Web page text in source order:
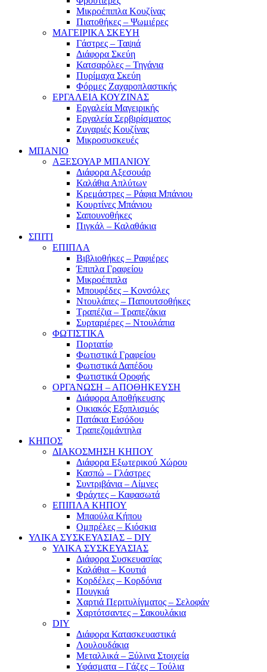
Μικροέπιπλα Κουζίνας
Πιατοθήκες – Ψωμιέρες
ΜΑΓΕΙΡΙΚΑ ΣΚΕΥΗ
Γάστρες – Ταψιά
Διάφορα Σκεύη
Κατσαρόλες – Τηγάνια
Πυρίμαχα Σκεύη
Φόρμες Ζαχαροπλαστικής
ΕΡΓΑΛΕΙΑ ΚΟΥΖΙΝΑΣ
Εργαλεία Μαγειρικής
Εργαλεία Σερβιρίσματος
Ζυγαριές Κουζίνας
Μικροσυσκευές
ΜΠΑΝΙΟ
ΑΞΕΣΟΥΑΡ ΜΠΑΝΙΟΥ
Διάφορα Αξεσουάρ
Καλάθια Απλύτων
Κρεμάστρες – Ράφια Μπάνιου
Κουρτίνες Μπάνιου
Σαπουνοθήκες
Πιγκάλ – Καλαθάκια
ΣΠΙΤΙ
ΕΠΙΠΛΑ
Βιβλιοθήκες – Ραφιέρες
Έπιπλα Γραφείου
Μικροέπιπλα
Μπουφέδες – Κονσόλες
Ντουλάπες – Παπουτσοθήκες
Τραπέζια – Τραπεζάκια
Συρταριέρες – Ντουλάπια
ΦΩΤΙΣΤΙΚΑ
Πορτατίφ
Φωτιστικά Γραφείου
Φωτιστικά Δαπέδου
Φωτιστικά Οροφής
ΟΡΓΑΝΩΣΗ – ΑΠΟΘΗΚΕΥΣΗ
Διάφορα Αποθήκευσης
Οικιακός Εξοπλισμός
Πατάκια Εισόδου
Τραπεζομάντηλα
ΚΗΠΟΣ
ΔΙΑΚΟΣΜΗΣΗ ΚΗΠΟΥ
Διάφορα Εξωτερικού Χώρου
Κασπώ – Γλάστρες
Συντριβάνια – Λίμνες
Φράχτες – Καφασωτά
ΕΠΙΠΛΑ ΚΗΠΟΥ
Μπαούλα Κήπου
Ομπρέλες – Κιόσκια
ΥΛΙΚΑ ΣΥΣΚΕΥΑΣΙΑΣ – DIY
ΥΛΙΚΑ ΣΥΣΚΕΥΑΣΙΑΣ
Διάφορα Συσκευασίας
Καλάθια – Κουτιά
Κορδέλες – Κορδόνια
Πουγκιά
Χαρτιά Περιτυλίγματος – Σελοφάν
Χαρτότσαντες – Σακουλάκια
DIY
Διάφορα Κατασκευαστικά
Λουλουδάκια
Μεταλλικά – Ξύλινα Στοιχεία
Υφάσματα – Γάζες – Τούλια